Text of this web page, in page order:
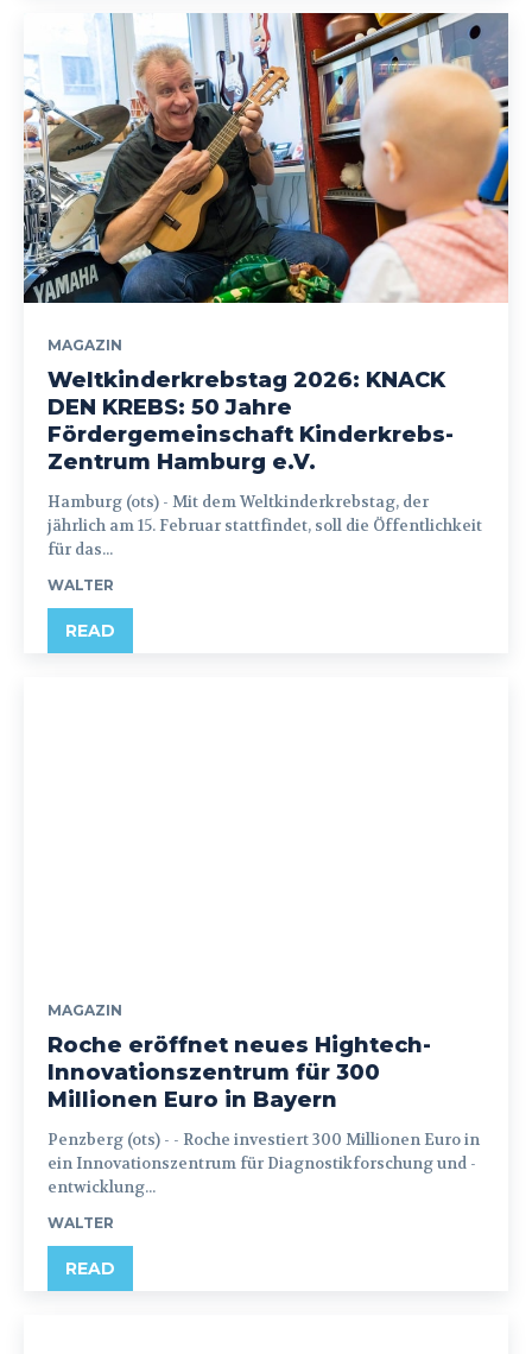
MAGAZIN
Weltkinderkrebstag 2026: KNACK
DEN KREBS: 50 Jahre
Fördergemeinschaft Kinderkrebs-
Zentrum Hamburg e.V.
Hamburg (ots) - Mit dem Weltkinderkrebstag, der
jährlich am 15. Februar stattfindet, soll die Öffentlichkeit
für das...
WALTER
READ
MAGAZIN
Roche eröffnet neues Hightech-
Innovationszentrum für 300
Millionen Euro in Bayern
Penzberg (ots) - - Roche investiert 300 Millionen Euro in
ein Innovationszentrum für Diagnostikforschung und -
entwicklung...
WALTER
READ